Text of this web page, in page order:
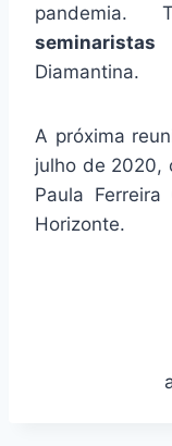
pandemia.
Diamantina.
A próxima
julho de 2020,
Paula
Horizonte.